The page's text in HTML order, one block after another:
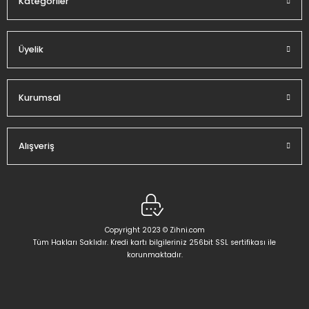
Üyelik
Kurumsal
Alışveriş
Copyright 2023 © Zihni.com
Tüm Hakları Saklıdır. Kredi kartı bilgileriniz 256bit SSL sertifikası ile
korunmaktadır.